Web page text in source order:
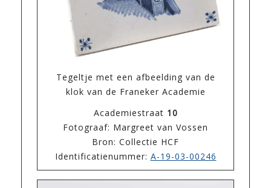
Tegeltje met een afbeelding van de
klok van de Franeker Academie
Academiestraat 10
Fotograaf: Margreet van Vossen
Bron: Collectie HCF
Identificatienummer: A-19-03-00246